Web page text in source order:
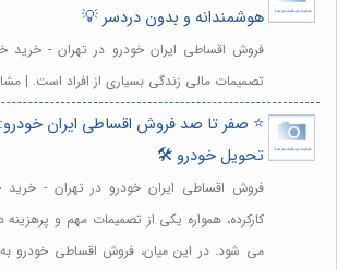
هوشمندانه و بدون دردسر 💡
فروش اقساطی ایران خودرو در تهران - خرید
تصمیمات مالی زندگی بسیاری از افراد است. |
⭐️ صفر تا صد فروش اقساطی ایران
تحویل خودرو 🛠️
فروش اقساطی ایران خودرو در تهران -
کارکرده، همواره یکی از تصمیمات مهم و
می شود. در این میان، فروش اقساطی خودرو